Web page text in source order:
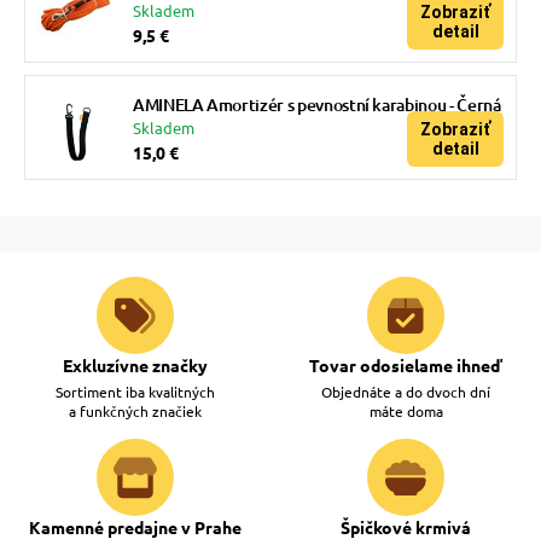
Skladem
9,5 €
Zobraziť
detail
AMINELA Amortizér s pevnostní karabinou - Černá
Skladem
15,0 €
Zobraziť
detail
Exkluzívne značky
Sortiment iba kvalitných
a funkčných značiek
Tovar odosielame ihneď
Objednáte a do dvoch dní
máte doma
Kamenné predajne v Prahe Špičkové krmivá